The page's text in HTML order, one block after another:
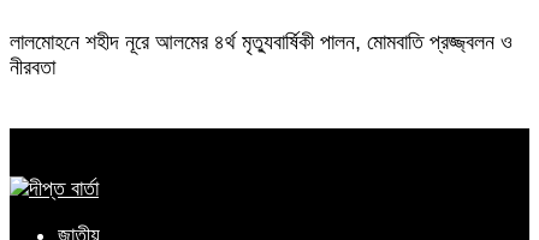
লালমোহনে শহীদ নূরে আলমের ৪র্থ মৃত্যুবার্ষিকী পালন, মোমবাতি প্রজ্জ্বলন ও
নীরবতা
জাতীয়